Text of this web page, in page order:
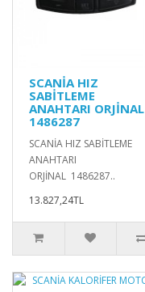
SCANİA HIZ
SABİTLEME
ANAHTARI ORJİNAL
1486287
SCANİA HIZ SABİTLEME
ANAHTARI
ORJİNAL 1486287..
13.827,24TL